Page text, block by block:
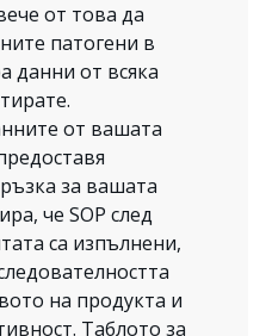
от това да
патогени в
данни от всяка
от вашата
за вашата
че SOP след
са изпълнени,
на продукта и
Таблото за